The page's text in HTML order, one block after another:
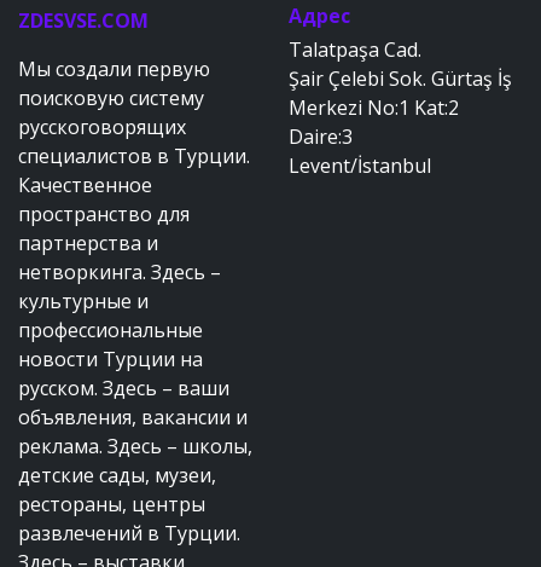
ZDESVSE.COM
Мы создали первую
поисковую систему
русскоговорящих
специалистов в Турции.
Качественное
пространство для
партнерства и
нетворкинга. Здесь –
культурные и
профессиональные
новости Турции на
русском. Здесь – ваши
объявления, вакансии и
реклама. Здесь – школы,
детские сады, музеи,
рестораны, центры
развлечений в Турции.
Адрес
Talatpaşa Cad.
Şair Çelebi Sok. Gürtaş İş
Merkezi No:1 Kat:2
Daire:3
Levent/İstanbul